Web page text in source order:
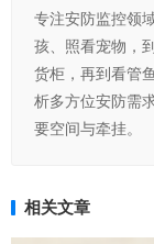
专注安防监控领
孩、照看宠物，
货柜，再到看管
析多方位安防需
要空间与牵挂。
相关文章